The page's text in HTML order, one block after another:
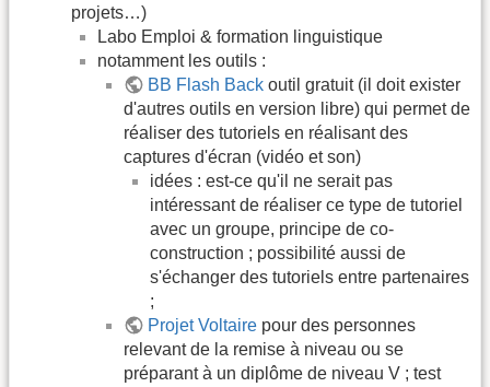
projets…)
Labo Emploi & formation linguistique
notamment les outils :
BB Flash Back outil gratuit (il doit exister
d'autres outils en version libre) qui permet de
réaliser des tutoriels en réalisant des
captures d'écran (vidéo et son)
idées : est-ce qu'il ne serait pas
intéressant de réaliser ce type de tutoriel
avec un groupe, principe de co-
construction ; possibilité aussi de
s'échanger des tutoriels entre partenaires
;
Projet Voltaire pour des personnes
relevant de la remise à niveau ou se
préparant à un diplôme de niveau V ; test